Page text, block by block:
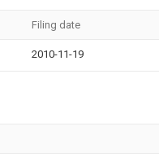
Filing date
2010-11-19